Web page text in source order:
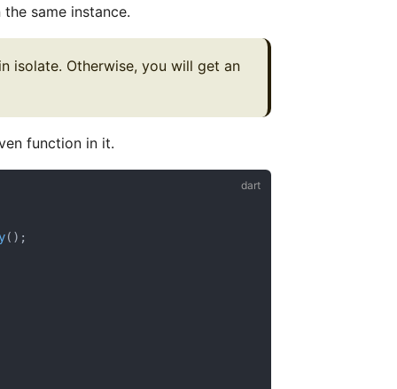
same instance.
isolate. Otherwise, you will get an
function in it.
();